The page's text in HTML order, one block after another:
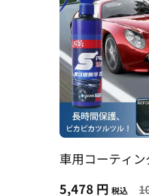
車用コーティン
5,478 円 税込